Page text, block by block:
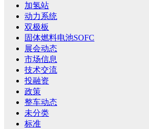
加氢站
动力系统
双极板
固体燃料电池SOFC
展会动态
市场信息
技术交流
投融资
政策
整车动态
未分类
标准